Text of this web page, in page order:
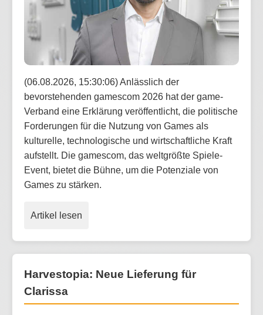
(06.08.2026, 15:30:06) Anlässlich der
bevorstehenden gamescom 2026 hat der game-
Verband eine Erklärung veröffentlicht, die politische
Forderungen für die Nutzung von Games als
kulturelle, technologische und wirtschaftliche Kraft
aufstellt. Die gamescom, das weltgrößte Spiele-
Event, bietet die Bühne, um die Potenziale von
Games zu stärken.
Artikel lesen
Harvestopia: Neue Lieferung für
Clarissa